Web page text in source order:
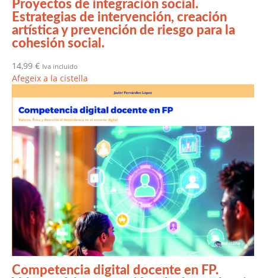
Proyectos de integración social.
Estrategias de intervención, creación
artística y prevención de riesgo para la
cohesión social.
14,99 € Iva incluido
Afegeix a la cistella
Competencia digital docente en FP.